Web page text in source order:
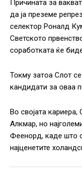
Причината за
да ја преземе
селектор Роналд
Светското
соработката ќе
Токму затоа Слот
кандидати за оваа
Во својата
Алкмар, но
Феенорд, каде што
најценетите